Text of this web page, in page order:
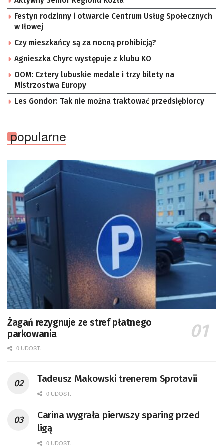
Festyn rodzinny i otwarcie Centrum Usług Społecznych
w Iłowej
Czy mieszkańcy są za nocną prohibicją?
Agnieszka Chyrc występuje z klubu KO
OOM: Cztery lubuskie medale i trzy bilety na
Mistrzostwa Europy
Les Gondor: Tak nie można traktować przedsiębiorcy
popularne
Żagań rezygnuje ze stref płatnego
parkowania
0 UDOST.
Tadeusz Makowski trenerem Sprotavii
0 UDOST.
Carina wygrała pierwszy sparing przed
ligą
0 UDOST.